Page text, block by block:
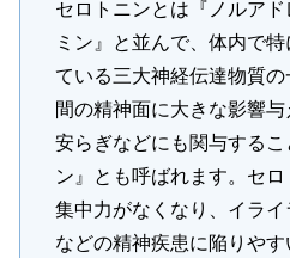
セロトニンとは『ノルア
ミン』と並んで、体内で
ている三大神経伝達物質
間の精神面に大きな影響
安らぎなどにも関与する
ン』とも呼ばれます。セロ
集中力がなくなり、イラ
などの精神疾患に陥りや